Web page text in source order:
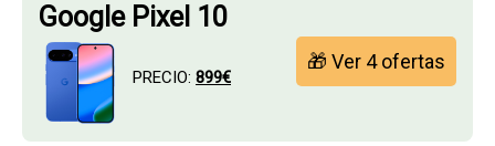
Google Pixel 10
PRECIO: 899€
🎁 Ver 4 ofertas